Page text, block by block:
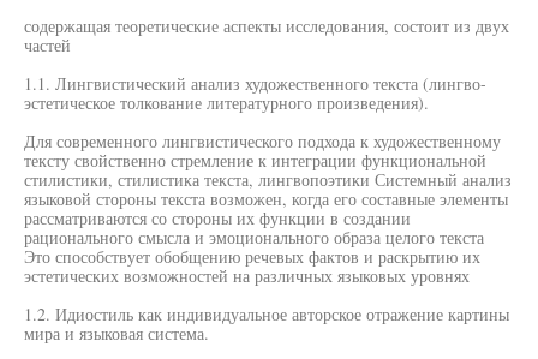
содержащая теоретические аспекты исследования, состоит из двух
частей
1.1. Лингвистический анализ художественного текста (лингво-
эстетическое толкование литературного произведения).
Для современного лингвистического подхода к художественному
тексту свойственно стремление к интеграции функциональной
стилистики, стилистика текста, лингвопоэтики Системный анализ
языковой стороны текста возможен, когда его составные элементы
рассматриваются со стороны их функции в создании
рационального смысла и эмоционального образа целого текста
Это способствует обобщению речевых фактов и раскрытию их
эстетических возможностей на различных языковых уровнях
1.2. Идиостиль как индивидуальное авторское отражение картины
мира и языковая система.